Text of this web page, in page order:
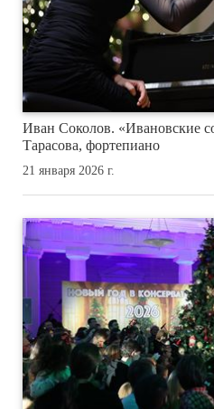
Иван Соколов. «Ивановские
Тарасова, фортепиано
21 января 2026 г.